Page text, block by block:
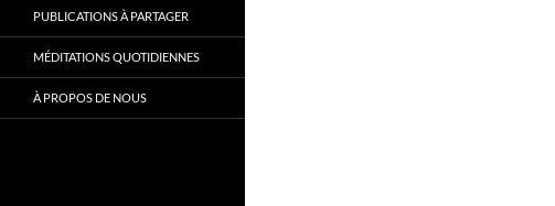
PUBLICATIONS À PARTAGER
MÉDITATIONS QUOTIDIENNES
À PROPOS DE NOUS